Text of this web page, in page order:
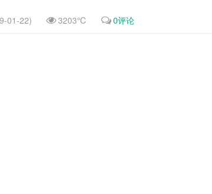
01-22) 3203℃ 0评论